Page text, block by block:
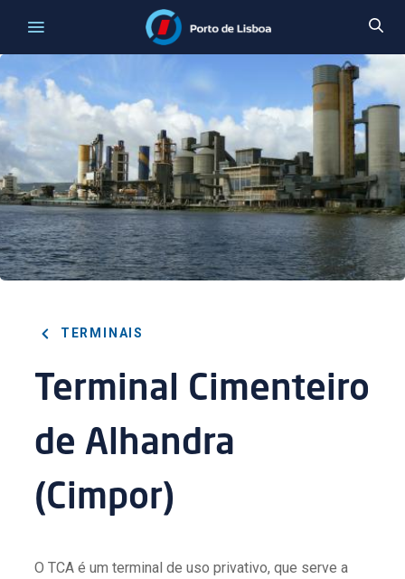
TERMINAIS
Terminal Cimenteiro
de Alhandra
(Cimpor)
O TCA é um terminal de uso privativo, que serve a